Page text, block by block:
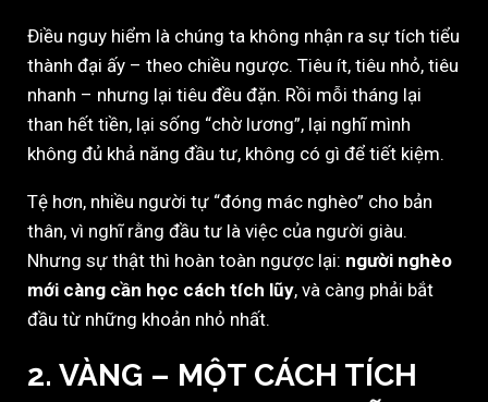
Điều nguy hiểm là chúng ta không nhận ra sự tích tiểu
thành đại ấy – theo chiều ngược. Tiêu ít, tiêu nhỏ, tiêu
nhanh – nhưng lại tiêu đều đặn. Rồi mỗi tháng lại
than hết tiền, lại sống “chờ lương”, lại nghĩ mình
không đủ khả năng đầu tư, không có gì để tiết kiệm.
Tệ hơn, nhiều người tự “đóng mác nghèo” cho bản
thân, vì nghĩ rằng đầu tư là việc của người giàu.
Nhưng sự thật thì hoàn toàn ngược lại: người nghèo
mới càng cần học cách tích lũy, và càng phải bắt
đầu từ những khoản nhỏ nhất.
2. VÀNG – MỘT CÁCH TÍCH